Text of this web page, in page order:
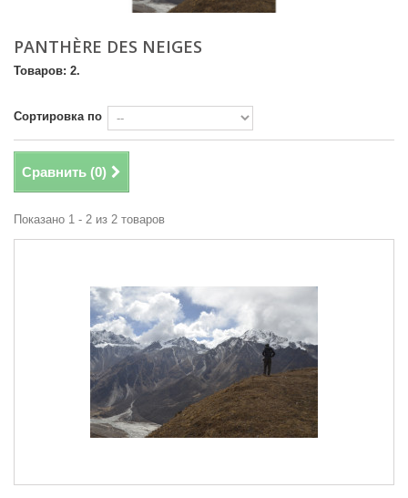
PANTHÈRE DES NEIGES
Товаров: 2.
Сортировка по
Сравнить (0)
Показано 1 - 2 из 2 товаров